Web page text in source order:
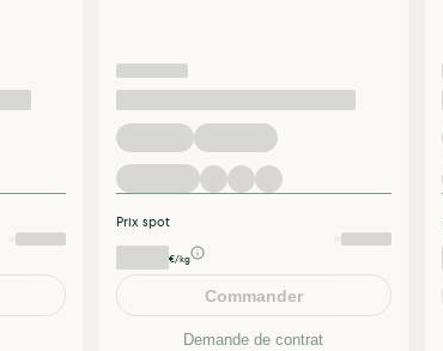
Prix spot
€/kg
Commander
Demande de contrat